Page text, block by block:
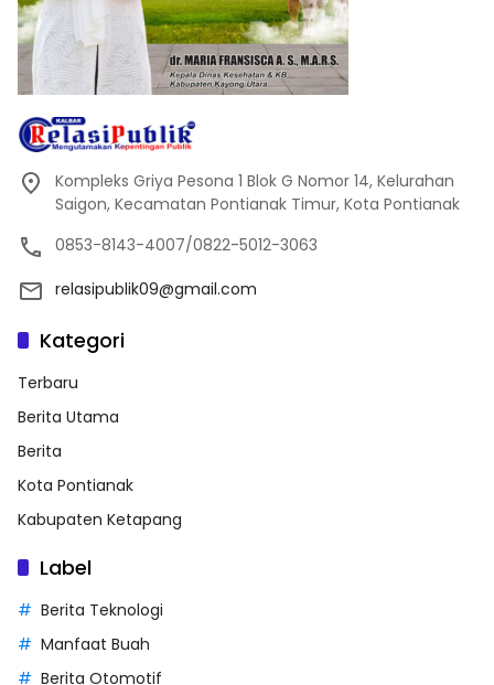
Kompleks Griya Pesona 1 Blok G Nomor 14, Kelurahan
Saigon, Kecamatan Pontianak Timur, Kota Pontianak
0853-8143-4007/0822-5012-3063
relasipublik09@gmail.com
Kategori
Terbaru
Berita Utama
Berita
Kota Pontianak
Kabupaten Ketapang
Label
Berita Teknologi
Manfaat Buah
Berita Otomotif